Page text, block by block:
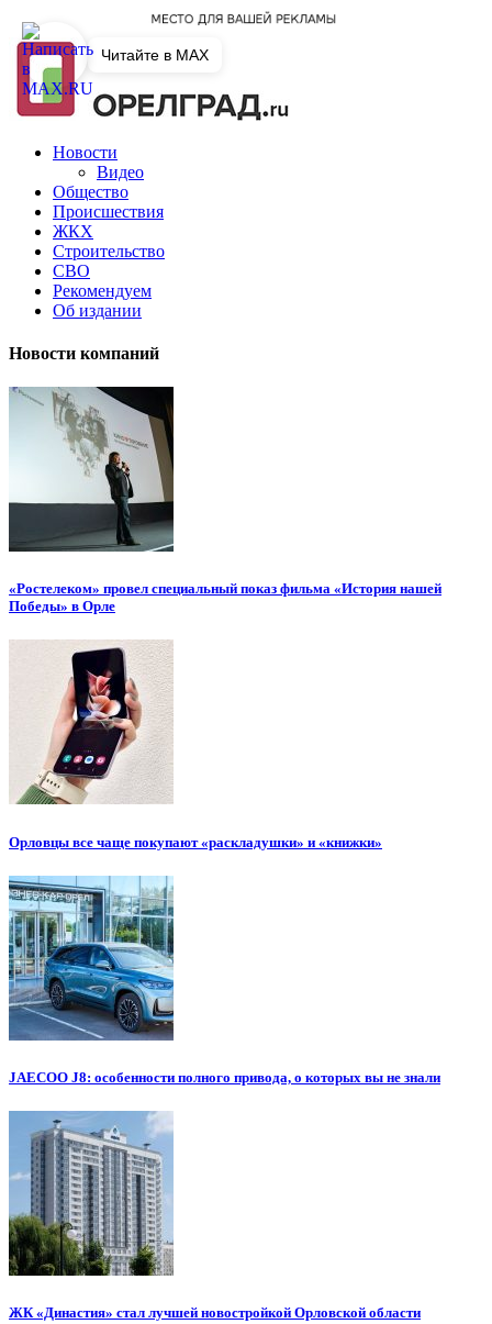
Новости
Видео
Общество
Происшествия
ЖКХ
Строительство
СВО
Рекомендуем
Об издании
Новости компаний
«Ростелеком» провел специальный показ фильма «История нашей
Победы» в Орле
Орловцы все чаще покупают «раскладушки» и «книжки»
JAECOO J8: особенности полного привода, о которых вы не знали
ЖК «Династия» стал лучшей новостройкой Орловской области
Читайте в MAX